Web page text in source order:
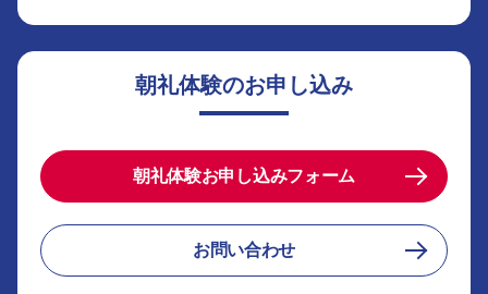
朝礼体験のお申し込み
朝礼体験お申し込みフォーム
お問い合わせ